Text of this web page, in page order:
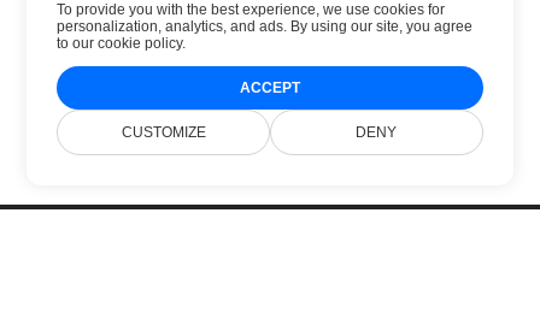
To provide you with the best experience, we use cookies for
personalization, analytics, and ads. By using our site, you agree
toour cookie policy.
ACCEPT
CUSTOMIZE DENY